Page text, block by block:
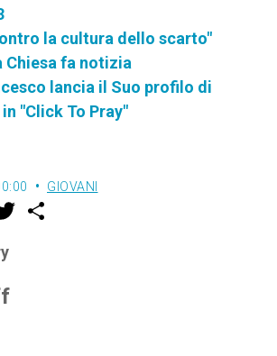
la cultura dello scarto"
Chiesa fa notizia
lancia il Suo profilo di
"Click To Pray"
GIOVANI
w